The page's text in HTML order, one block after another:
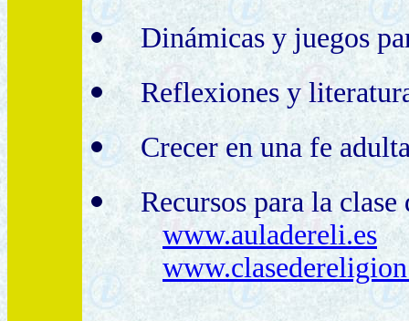
Dinámicas y juegos
Reflexiones y
Crecer en una fe
Recursos para la
www.auladereli.es